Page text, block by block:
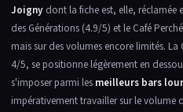
Joigny dont la fiche est, elle,
des Générations (4.9/5) et le Café
mais sur des volumes encore limités.
4/5, se positionne légèrement en
s'imposer parmi les meilleurs bars
impérativement travailler sur le volume